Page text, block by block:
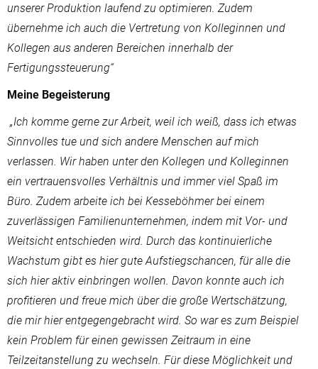
unserer Produktion laufend zu optimieren. Zudem
übernehme ich auch die Vertretung von Kolleginnen und
Kollegen aus anderen Bereichen innerhalb der
Fertigungssteuerung“
Meine Begeisterung
„Ich komme gerne zur Arbeit, weil ich weiß, dass ich etwas
Sinnvolles tue und sich andere Menschen auf mich
verlassen. Wir haben unter den Kollegen und Kolleginnen
ein vertrauensvolles Verhältnis und immer viel Spaß im
Büro. Zudem arbeite ich bei Kesseböhmer bei einem
zuverlässigen Familienunternehmen, indem mit Vor- und
Weitsicht entschieden wird. Durch das kontinuierliche
Wachstum gibt es hier gute Aufstiegschancen, für alle die
sich hier aktiv einbringen wollen. Davon konnte auch ich
profitieren und freue mich über die große Wertschätzung,
die mir hier entgegengebracht wird. So war es zum Beispiel
kein Problem für einen gewissen Zeitraum in eine
Teilzeitanstellung zu wechseln. Für diese Möglichkeit und